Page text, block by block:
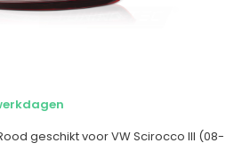
geschikt voor VW Scirocco III (08-